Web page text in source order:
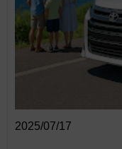
2025/07/17